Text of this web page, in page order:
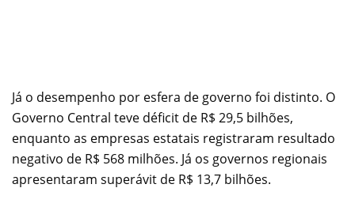
Já o desempenho por esfera de governo foi distinto. O
Governo Central teve déficit de R$ 29,5 bilhões,
enquanto as empresas estatais registraram resultado
negativo de R$ 568 milhões. Já os governos regionais
apresentaram superávit de R$ 13,7 bilhões.